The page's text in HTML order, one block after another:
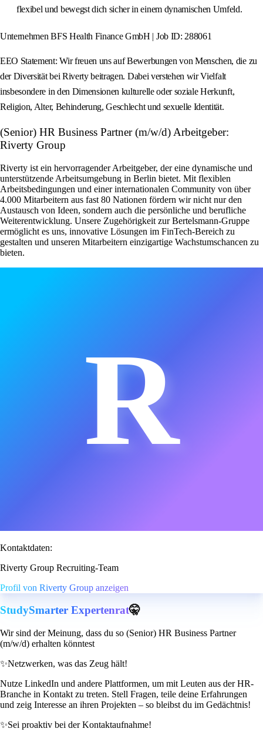
flexibel und bewegst dich sicher in einem dynamischen Umfeld.
Unternehmen BFS Health Finance GmbH | Job ID: 288061
EEO Statement: Wir freuen uns auf Bewerbungen von Menschen, die zu
der Diversität bei Riverty beitragen. Dabei verstehen wir Vielfalt
insbesondere in den Dimensionen kulturelle oder soziale Herkunft,
Religion, Alter, Behinderung, Geschlecht und sexuelle Identität.
(Senior) HR Business Partner (m/w/d) Arbeitgeber:
Riverty Group
Riverty ist ein hervorragender Arbeitgeber, der eine dynamische und
unterstützende Arbeitsumgebung in Berlin bietet. Mit flexiblen
Arbeitsbedingungen und einer internationalen Community von über
4.000 Mitarbeitern aus fast 80 Nationen fördern wir nicht nur den
Austausch von Ideen, sondern auch die persönliche und berufliche
Weiterentwicklung. Unsere Zugehörigkeit zur Bertelsmann-Gruppe
ermöglicht es uns, innovative Lösungen im FinTech-Bereich zu
gestalten und unseren Mitarbeitern einzigartige Wachstumschancen zu
bieten.
R
Kontaktdaten:
Riverty Group Recruiting-Team
Profil von Riverty Group anzeigen
StudySmarter Expertenrat🤫
Wir sind der Meinung, dass du so (Senior) HR Business Partner
(m/w/d) erhalten könntest
✨Netzwerken, was das Zeug hält!
Nutze LinkedIn und andere Plattformen, um mit Leuten aus der HR-
Branche in Kontakt zu treten. Stell Fragen, teile deine Erfahrungen
und zeig Interesse an ihren Projekten – so bleibst du im Gedächtnis!
✨Sei proaktiv bei der Kontaktaufnahme!